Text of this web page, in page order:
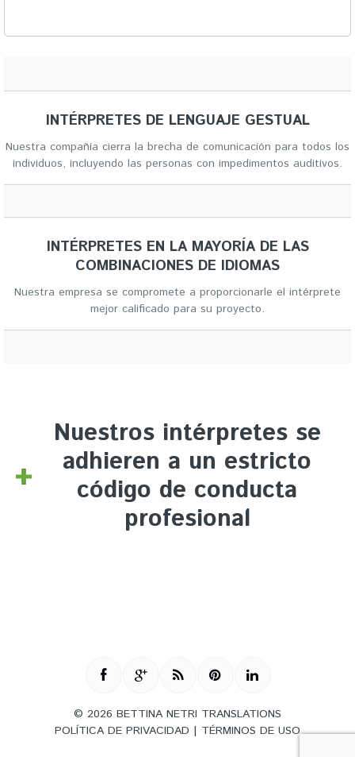
INTÉRPRETES DE LENGUAJE GESTUAL
Nuestra compañía cierra la brecha de comunicación para todos los
individuos, incluyendo las personas con impedimentos auditivos.
INTÉRPRETES EN LA MAYORÍA DE LAS
COMBINACIONES DE IDIOMAS
Nuestra empresa se compromete a proporcionarle el intérprete
mejor calificado para su proyecto.
Nuestros intérpretes se
adhieren a un estricto
código de conducta
profesional
© 2026 BETTINA NETRI TRANSLATIONS
POLÍTICA DE PRIVACIDAD | TÉRMINOS DE USO